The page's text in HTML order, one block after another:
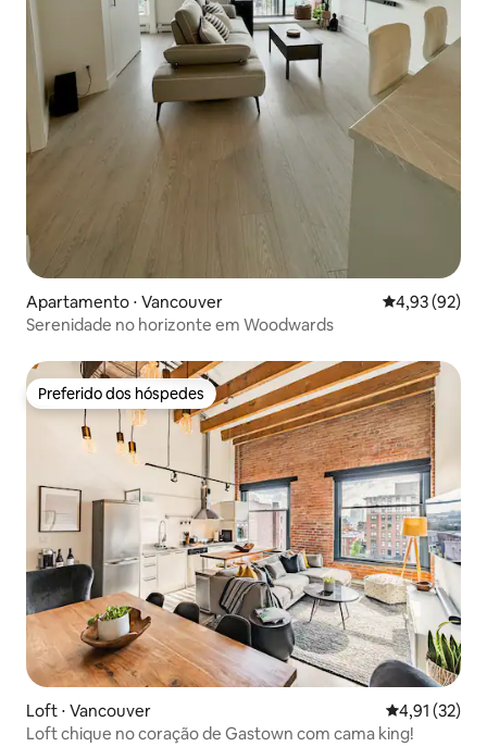
Apartamento ⋅ Vancouver 4,93 de uma
4,93 (92)
Serenidade no horizonte em Woodwards
Preferido dos hóspedes
Preferido dos hóspedes
Loft ⋅ Vancouver 4,91 de uma
4,91 (32)
Loft chique no coração de Gastown com cama king!